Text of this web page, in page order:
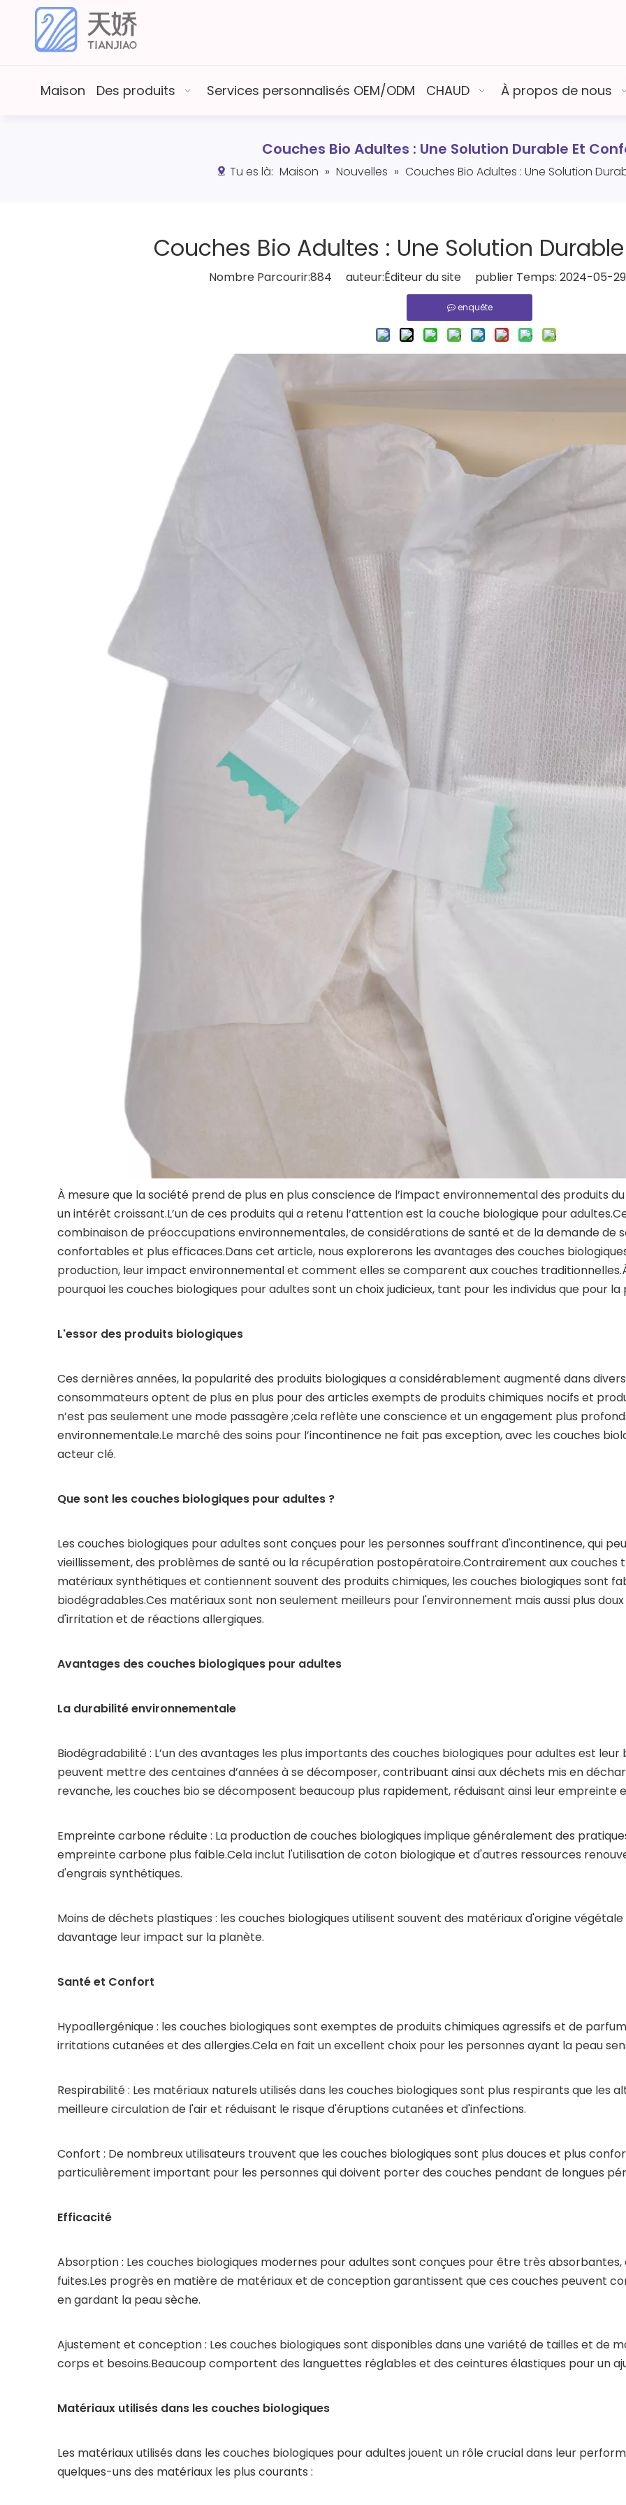
Maison Des produits Services personnalisés OEM/ODM CHAUD À propos de nous
Couches Bio Adultes : Une Solution Durable Et
Tu es là: Maison » Nouvelles » Couches Bio Adultes : Une Solution
Couches Bio Adultes : Une Solution
Nombre Parcourir:884 auteur:Éditeur du site publier Temps: 2024-05-
enquête
À mesure que la société prend de plus en plus conscience de l’impact environnemental des produits
un intérêt croissant.L’un de ces produits qui a retenu l’attention est la couche biologique pour
combinaison de préoccupations environnementales, de considérations de santé et de la demande de
confortables et plus efficaces.Dans cet article, nous explorerons les avantages des couches
production, leur impact environnemental et comment elles se comparent aux couches
pourquoi les couches biologiques pour adultes sont un choix judicieux, tant pour les individus que pour la
L'essor des produits biologiques
Ces dernières années, la popularité des produits biologiques a considérablement augmenté dans
consommateurs optent de plus en plus pour des articles exempts de produits chimiques nocifs et
n’est pas seulement une mode passagère ;cela reflète une conscience et un engagement plus
environnementale.Le marché des soins pour l’incontinence ne fait pas exception, avec les couches
acteur clé.
Que sont les couches biologiques pour adultes ?
Les couches biologiques pour adultes sont conçues pour les personnes souffrant d'incontinence, qui
vieillissement, des problèmes de santé ou la récupération postopératoire.Contrairement aux couches
matériaux synthétiques et contiennent souvent des produits chimiques, les couches biologiques sont
biodégradables.Ces matériaux sont non seulement meilleurs pour l'environnement mais aussi plus
d'irritation et de réactions allergiques.
Avantages des couches biologiques pour adultes
La durabilité environnementale
Biodégradabilité : L’un des avantages les plus importants des couches biologiques pour adultes est
peuvent mettre des centaines d’années à se décomposer, contribuant ainsi aux déchets mis en
revanche, les couches bio se décomposent beaucoup plus rapidement, réduisant ainsi leur empreinte
Empreinte carbone réduite : La production de couches biologiques implique généralement des
empreinte carbone plus faible.Cela inclut l'utilisation de coton biologique et d'autres ressources
d'engrais synthétiques.
Moins de déchets plastiques : les couches biologiques utilisent souvent des matériaux d'origine
davantage leur impact sur la planète.
Santé et Confort
Hypoallergénique : les couches biologiques sont exemptes de produits chimiques agressifs et de
irritations cutanées et des allergies.Cela en fait un excellent choix pour les personnes ayant la peau
Respirabilité : Les matériaux naturels utilisés dans les couches biologiques sont plus respirants que
meilleure circulation de l'air et réduisant le risque d'éruptions cutanées et d'infections.
Confort : De nombreux utilisateurs trouvent que les couches biologiques sont plus douces et plus
particulièrement important pour les personnes qui doivent porter des couches pendant de longues
Efficacité
Absorption : Les couches biologiques modernes pour adultes sont conçues pour être très
fuites.Les progrès en matière de matériaux et de conception garantissent que ces couches peuvent
en gardant la peau sèche.
Ajustement et conception : Les couches biologiques sont disponibles dans une variété de tailles et de
corps et besoins.Beaucoup comportent des languettes réglables et des ceintures élastiques pour un
Matériaux utilisés dans les couches biologiques
Les matériaux utilisés dans les couches biologiques pour adultes jouent un rôle crucial dans leur
quelques-uns des matériaux les plus courants :